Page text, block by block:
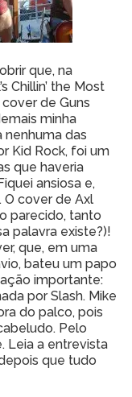
que, na
Chillin’ the Most
de Guns
minha
nenhuma das
Kid Rock, foi um
que haveria
ansiosa e,
O cover de Axl
parecido, tanto
palavra existe?)!
que, em uma
bateu um papo
importante:
por Slash. Mike
do palco, pois
Pelo
Leia a entrevista
que tudo